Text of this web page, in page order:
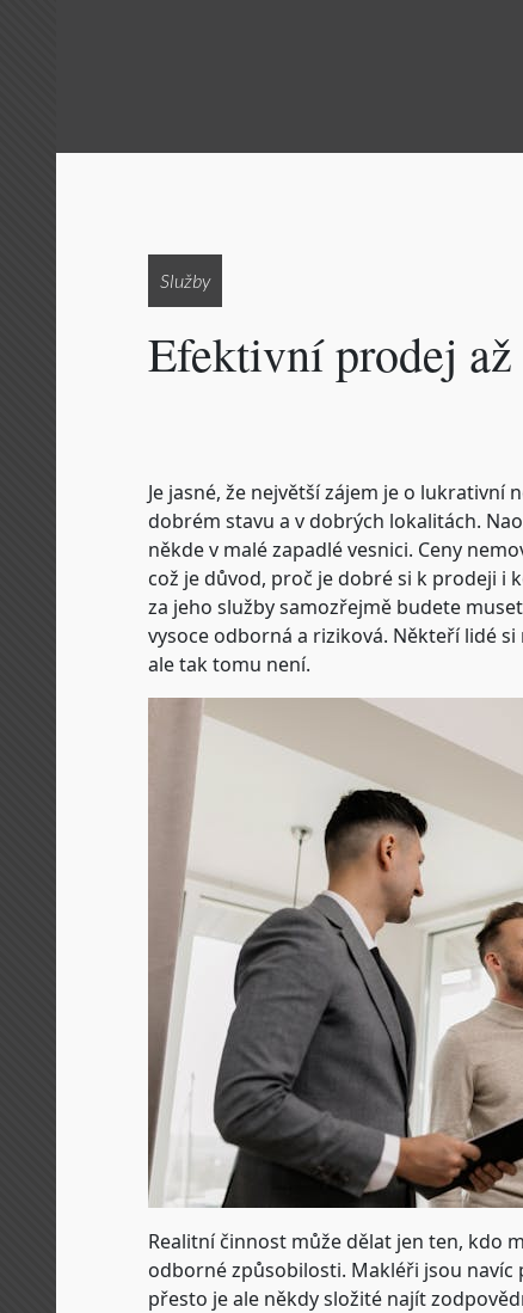
Služby
Efektivní prodej až
Je jasné, že největší zájem je o
dobrém stavu a v dobrých lokalitách.
někde v malé zapadlé vesnici. Ceny
což je důvod, proč je dobré si k prodeji i
za jeho služby samozřejmě budete
vysoce odborná a riziková. Někteří lidé
ale tak tomu není.
Realitní činnost může dělat jen ten, kdo
odborné způsobilosti. Makléři jsou
přesto je ale někdy složité najít